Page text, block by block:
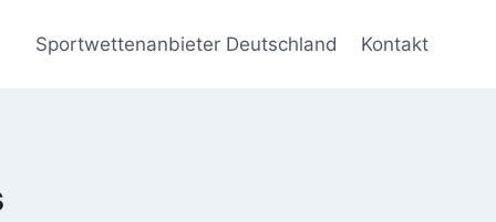
Sportwettenanbieter Deutschland Kontakt